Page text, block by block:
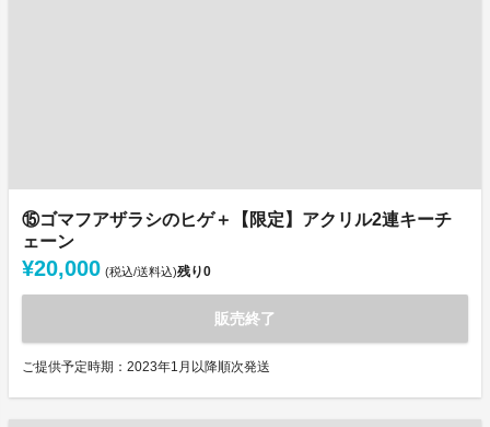
⑮ゴマフアザラシのヒゲ＋【限定】アクリル2連キーチ
ェーン
¥20,000 (税込/送料込)残り0
販売終了
ご提供予定時期：2023年1月以降順次発送